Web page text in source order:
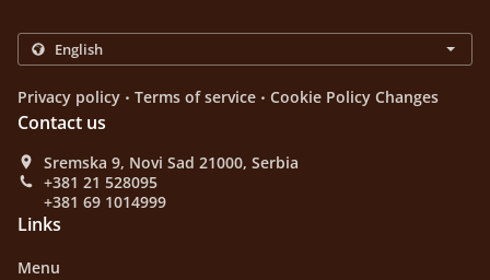
Privacy policy . Terms of service . Cookie Policy Changes
Contact us
Sremska 9, Novi Sad 21000, Serbia
+381 21 528095
+381 69 1014999
Links
Menu